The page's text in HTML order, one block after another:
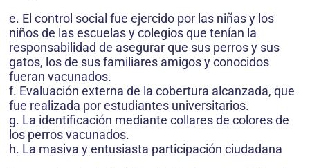
e. El control social fue ejercido por las niñas y los
niños de las escuelas y colegios que tenían la
responsabilidad de asegurar que sus perros y sus
gatos, los de sus familiares amigos y conocidos
fueran vacunados.
f. Evaluación externa de la cobertura alcanzada, que
fue realizada por estudiantes universitarios.
g. La identificación mediante collares de colores de
los perros vacunados.
h. La masiva y entusiasta participación ciudadana